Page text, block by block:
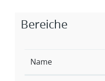
Zugehörige
Bereiche
Name